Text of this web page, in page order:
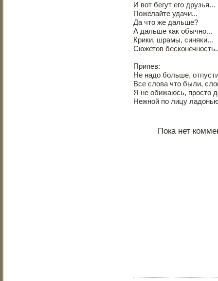
И вот бегут его друзья...
Пожелайте удачи...
Да что же дальше?
А дальше как обычно...
Крики, шрамы, синяки...
Сюжетов
Припев:
Не надо больше,
Все слова что были,
Я не обижаюсь, просто
Нежной по лицу
Пока нет